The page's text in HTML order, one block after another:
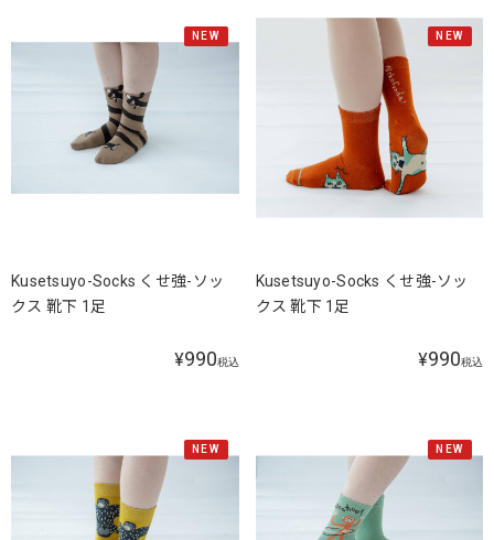
NEW
Kusetsuyo-Socks くせ強-ソッ
クス 靴下 1足
¥990税込
NEW
Kusetsuyo-Socks くせ強-ソッ
クス 靴下 1足
¥990税込
NEW NEW